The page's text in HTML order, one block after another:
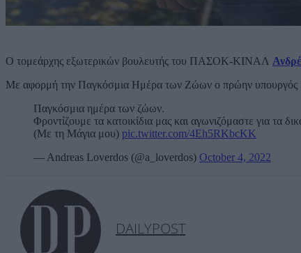
Ο τομεάρχης εξωτερικών βουλευτής του ΠΑΣΟΚ-ΚΙΝΑΛ
Με αφορμή την Παγκόσμια Ημέρα των Ζώων ο πρώην υπουργός
Παγκόσμια ημέρα των ζώων.
Φροντίζουμε τα κατοικίδια μας και αγωνιζόμαστε για τα
(Με τη Μάγια μου) pic.twitter.com/4Eh5RKbcKK
— Andreas Loverdos (@a_loverdos) October 4, 2022
DAILYPOST